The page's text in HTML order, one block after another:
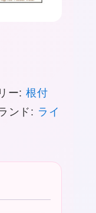
ー:根付
ンド: ライ★